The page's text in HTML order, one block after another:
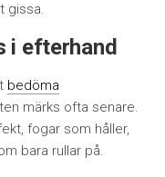
gissa.
i efterhand
bedöma
märks ofta senare.
fogar som håller,
bara rullar på.